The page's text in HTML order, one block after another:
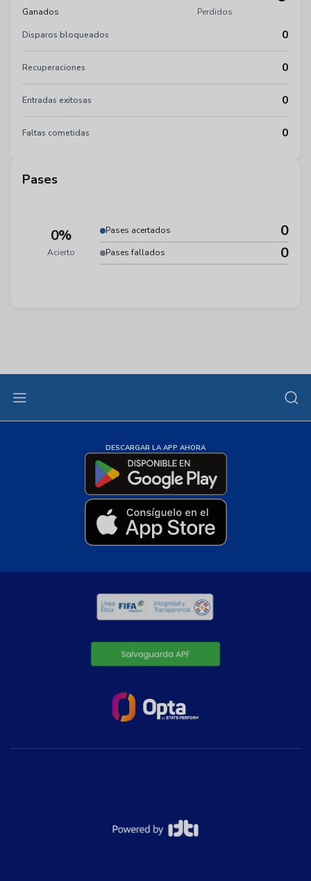
Ganados Perdidos
Disparos bloqueados 0
Recuperaciones 0
Entradas exitosas 0
Faltas cometidas 0
Pases
0%
Acierto
Pases acertados 0
Pases fallados 0
DESCARGAR LA APP AHORA